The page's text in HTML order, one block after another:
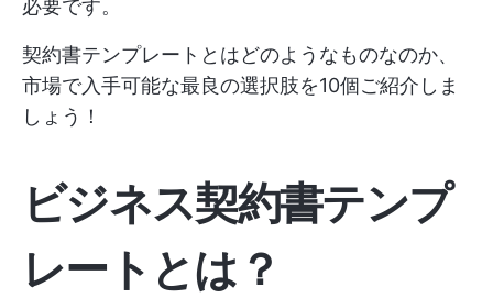
必要です。
契約書テンプレートとはどのようなものなのか、
市場で入手可能な最良の選択肢を10個ご紹介しま
しょう！
ビジネス契約書テンプ
レートとは？